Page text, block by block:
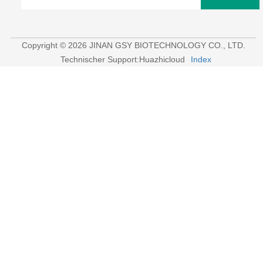
Copyright © 2026 JINAN GSY BIOTECHNOLOGY CO., LTD.
Technischer Support:Huazhicloud
Index